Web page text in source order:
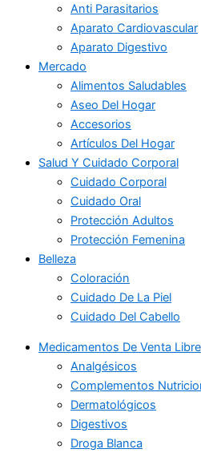
Anti Parasitarios
Aparato Cardiovascular
Aparato Digestivo
Mercado
Alimentos Saludables
Aseo Del Hogar
Accesorios
Artículos Del Hogar
Salud Y Cuidado Corporal
Cuidado Corporal
Cuidado Oral
Protección Adultos
Protección Femenina
Belleza
Coloración
Cuidado De La Piel
Cuidado Del Cabello
Medicamentos De Venta Libre
Analgésicos
Complementos
Dermatológicos
Digestivos
Droga Blanca